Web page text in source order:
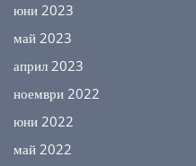
юни 2023
май 2023
април 2023
ноември 2022
юни 2022
май 2022